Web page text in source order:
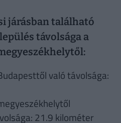
járásban található
távolsága a
való távolsága:
21.9 kilométer